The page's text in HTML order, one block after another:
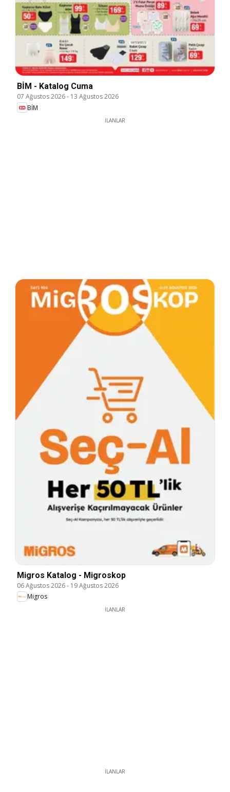
BİM - Katalog Cuma
07 Ağustos 2026- 13 Ağustos 2026
BİM
İLANLAR
Migros Katalog - Migroskop
06 Ağustos 2026- 19 Ağustos 2026
Migros
İLANLAR
İLANLAR